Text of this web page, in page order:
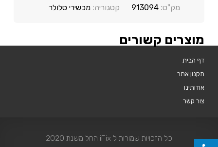
מק"ט:913094 קטגוריה:מכשירי סלולר
מוצרים קשורים
דף הבית
תקנון אתר
אודותינו
צור קשר
כל הזכויות שמורות ל iFix החל משנת 2020